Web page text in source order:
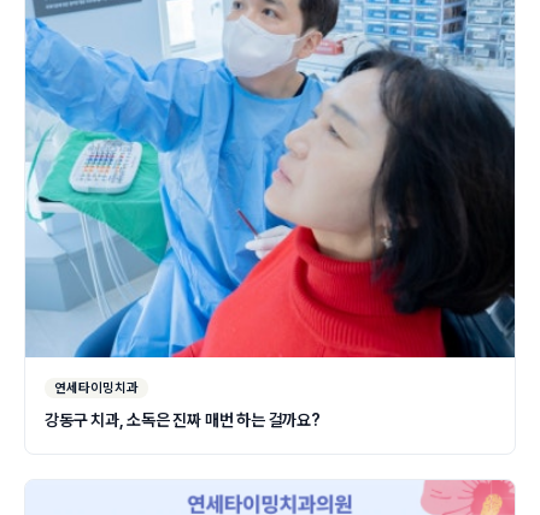
연세타이밍치과
강동구 치과, 소독은 진짜 매번 하는 걸까요?